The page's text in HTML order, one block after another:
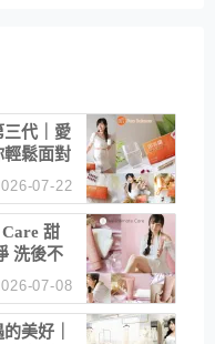
三代｜愛
輕鬆面對
07-22
甜
洗後不
07-08
美好｜